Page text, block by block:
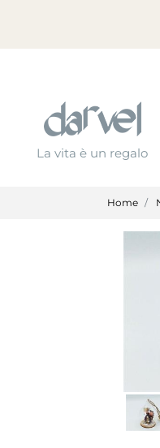
La vita è un regalo
Home